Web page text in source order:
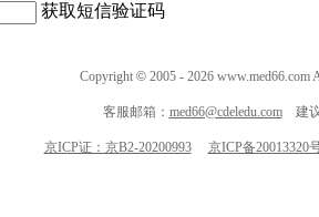
获取短信验证码
Copyright © 2005 - 2026
客服邮箱： med66@cdeledu.com建议
京ICP证：京B2-20200993 京ICP备20013320